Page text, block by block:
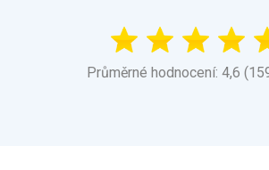
Průměrné hodnocení: 4,6